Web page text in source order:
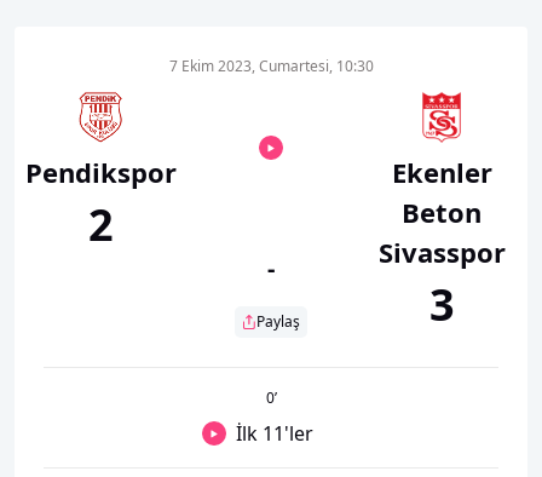
Pendikspor
2
7 Ekim 2023, Cumartesi, 10:30
-
Paylaş
Ekenler
Beton
Sivasspor
3
0’
İlk 11'ler